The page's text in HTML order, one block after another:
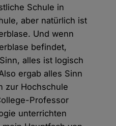
Schule in
aber natürlich ist
Und wenn
befindet,
alles ist logisch
ergab alles Sinn
zur Hochschule
Professor
unterrichten